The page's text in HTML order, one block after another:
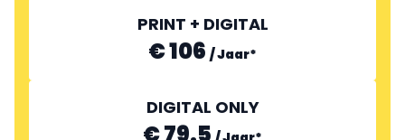
PRINT + DIGITAL
€ 106 /Jaar*
DIGITAL ONLY